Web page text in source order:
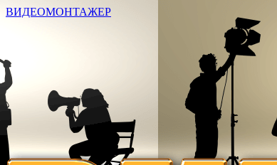
ВИДЕОМОНТАЖЕР